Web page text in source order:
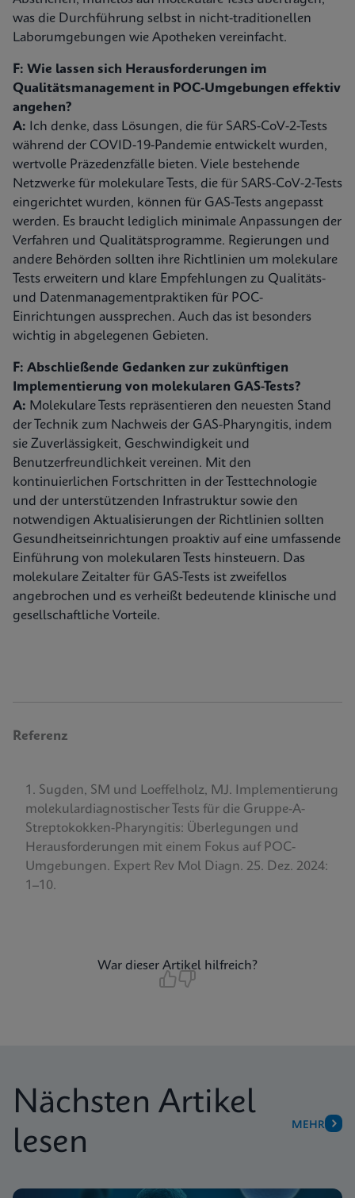
was die Durchführung selbst in nicht-traditionellen
Laborumgebungen wie Apotheken vereinfacht.
F: Wie lassen sich Herausforderungen im
Qualitätsmanagement in POC-Umgebungen effektiv
angehen?
A: Ich denke, dass Lösungen, die für SARS-CoV-2-Tests
während der COVID-19-Pandemie entwickelt wurden,
wertvolle Präzedenzfälle bieten. Viele bestehende
Netzwerke für molekulare Tests, die für SARS-CoV-2-Tests
eingerichtet wurden, können für GAS-Tests angepasst
werden. Es braucht lediglich minimale Anpassungen der
Verfahren und Qualitätsprogramme. Regierungen und
andere Behörden sollten ihre Richtlinien um molekulare
Tests erweitern und klare Empfehlungen zu Qualitäts-
und Datenmanagementpraktiken für POC-
Einrichtungen aussprechen. Auch das ist besonders
wichtig in abgelegenen Gebieten.
F: Abschließende Gedanken zur zukünftigen
Implementierung von molekularen GAS-Tests?
A: Molekulare Tests repräsentieren den neuesten Stand
der Technik zum Nachweis der GAS-Pharyngitis, indem
sie Zuverlässigkeit, Geschwindigkeit und
Benutzerfreundlichkeit vereinen. Mit den
kontinuierlichen Fortschritten in der Testtechnologie
und der unterstützenden Infrastruktur sowie den
notwendigen Aktualisierungen der Richtlinien sollten
Gesundheitseinrichtungen proaktiv auf eine umfassende
Einführung von molekularen Tests hinsteuern. Das
molekulare Zeitalter für GAS-Tests ist zweifellos
angebrochen und es verheißt bedeutende klinische und
gesellschaftliche Vorteile.
Referenz
Sugden, SM und Loeffelholz, MJ. Implementierung
molekulardiagnostischer Tests für die Gruppe-A-
Streptokokken-Pharyngitis: Überlegungen und
Herausforderungen mit einem Fokus auf POC-
Umgebungen. Expert Rev Mol Diagn. 25. Dez. 2024:
1–10.
War dieser Artikel hilfreich?
Nächsten Artikel
lesen
MEHR